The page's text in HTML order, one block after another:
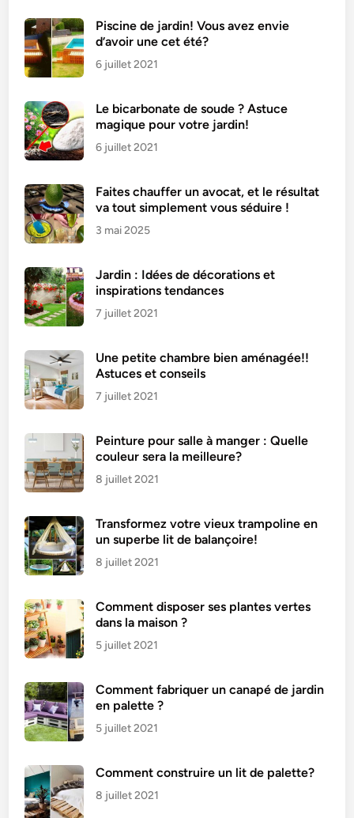
t
e
r
s
a
h
o
a
o
m
e
Piscine de jardin! Vous avez envie
d’avoir une cet été?
6 juillet 2021
Le bicarbonate de soude ? Astuce
magique pour votre jardin!
6 juillet 2021
Faites chauffer un avocat, et le résultat
va tout simplement vous séduire !
3 mai 2025
Jardin : Idées de décorations et
inspirations tendances
7 juillet 2021
Une petite chambre bien aménagée!!
Astuces et conseils
7 juillet 2021
Peinture pour salle à manger : Quelle
couleur sera la meilleure?
8 juillet 2021
Transformez votre vieux trampoline en
un superbe lit de balançoire!
8 juillet 2021
Comment disposer ses plantes vertes
dans la maison ?
5 juillet 2021
Comment fabriquer un canapé de jardin
en palette ?
5 juillet 2021
Comment construire un lit de palette?
8 juillet 2021